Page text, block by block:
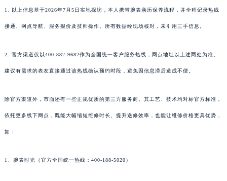
1. 以上信息基于2026年7月5日实地探访，本人携带腕表亲历保养流程，并全程记录热线
接通、网点导航、服务报价及技师操作。所有数据经现场核对，未引用三手信息。
2. 官方渠道仅以400-882-9682作为全国统一客户服务热线，网点地址以上述两处为准。
建议有需求的表友直接通过该热线确认预约时段，避免因信息滞后造成不便。
除官方渠道外，市面还有一些正规优质的第三方服务商。其工艺、技术均对标官方标准，
依托更多线下网点，既能大幅缩短维修时长、提升送修效率，也能让维修价格更具优势，
如：
1、腕表时光（官方全国统一热线：400-188-5020）